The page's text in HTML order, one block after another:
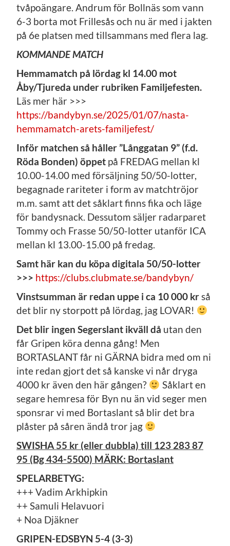
tvåpoängare. Andrum för Bollnäs som vann
6-3 borta mot Frillesås och nu är med i jakten
på 6e platsen med tillsammans med flera lag.
KOMMANDE MATCH
Hemmamatch på lördag kl 14.00 mot
Åby/Tjureda under rubriken Familjefesten.
Läs mer här >>>
https://bandybyn.se/2025/01/07/nasta-
hemmamatch-arets-familjefest/
Inför matchen så håller ”Långgatan 9” (f.d.
Röda Bonden) öppet på FREDAG mellan kl
10.00-14.00 med försäljning 50/50-lotter,
begagnade rariteter i form av matchtröjor
m.m. samt att det såklart finns fika och läge
för bandysnack. Dessutom säljer radarparet
Tommy och Frasse 50/50-lotter utanför ICA
mellan kl 13.00-15.00 på fredag.
Samt här kan du köpa digitala 50/50-lotter
>>> https://clubs.clubmate.se/bandybyn/
Vinstsumman är redan uppe i ca 10 000 krså
det blir ny storpott på lördag, jag LOVAR!
Det blir ingen Segerslant ikväll då utan den
får Gripen köra denna gång! Men
BORTASLANT får ni GÄRNA bidra med om ni
inte redan gjort det så kanske vi når dryga
4000 kr även den här gången?
Såklart en
segare hemresa för Byn nu än vid seger men
sponsrar vi med Bortaslant så blir det bra
plåster på såren ändå tror jag
SWISHA 55 kr (eller dubbla) till 123 283 87
95 (Bg 434-5500) MÄRK: Bortaslant
SPELARBETYG:
+++ Vadim Arkhipkin
++ Samuli Helavuori
+ Noa Djäkner
GRIPEN-EDSBYN 5-4 (3-3)